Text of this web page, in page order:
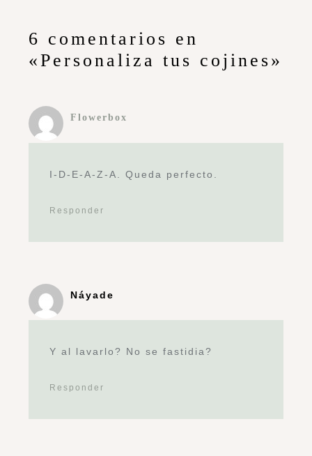
6 comentarios en
«Personaliza tus cojines»
Flowerbox
I-D-E-A-Z-A. Queda perfecto.
Responder
Náyade
Y al lavarlo? No se fastidia?
Responder